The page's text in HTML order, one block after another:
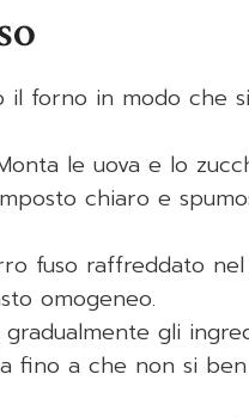
il forno in modo che
le uova e lo
chiaro e
fuso raffreddato
omogeneo.
gli
fino a che non si